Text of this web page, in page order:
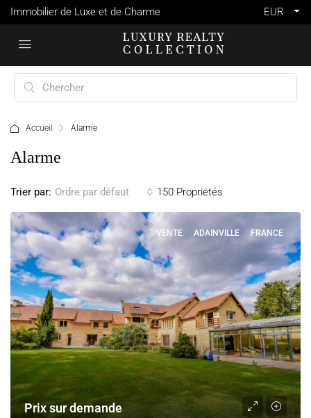
Immobilier de Luxe et de Charme EUR
Accueil Alarme
Alarme
150 Propriétés
Trier par: Ordre par défaut
VENTE ADAINVILLE FRANCE
Prix sur demande